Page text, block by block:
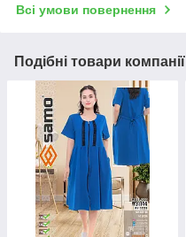
Всі умови повернення
Подібні товари компанії